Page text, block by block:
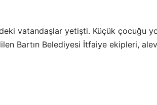
vatandaşlar yetişti. Küçük çocuğu
Bartın Belediyesi İtfaiye ekipleri,